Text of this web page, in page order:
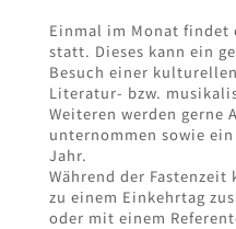
Einmal im Monat findet
statt. Dieses kann ein
Besuch einer
Literatur- bzw.
Weiteren werden gerne
unternommen sowie
Jahr.
Während der
zu einem Einkehrtag
oder mit einem